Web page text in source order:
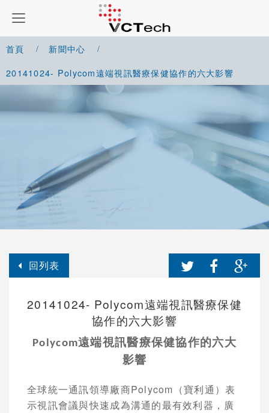
首頁
新聞中心
20141024- Polycom遠端視訊醫療保健協作的六大影響
回列表
20141024- Polycom遠端視訊醫療保健
協作的六大影響
Polycom遠端視訊醫療保健協作的六大
影響
全球統一通訊領導廠商Polycom （寶利通）表
示視訊會議與快速成為溝通的最有效利器，廣